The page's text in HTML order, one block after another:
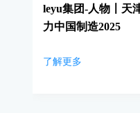
leyu集团-人物〡天
力中国制造2025
了解更多